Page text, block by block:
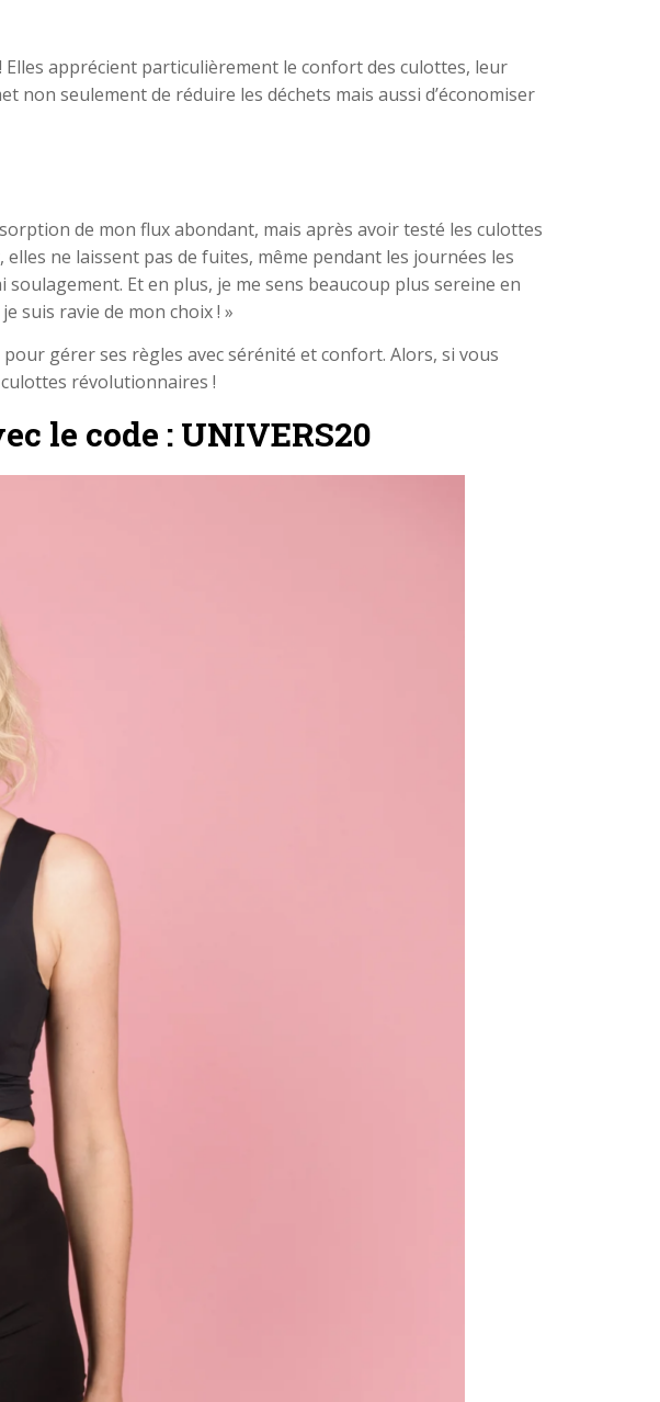
apprécient particulièrement le confort des culottes, leur
non seulement de réduire les déchets mais aussi d’économiser
de mon flux abondant, mais après avoir testé les culottes
ne laissent pas de fuites, même pendant les journées les
Et en plus, je me sens beaucoup plus sereine en
suis ravie de mon choix ! »
gérer ses règles avec sérénité et confort. Alors, si vous
révolutionnaires !
le code : UNIVERS20